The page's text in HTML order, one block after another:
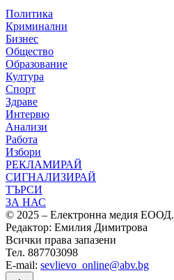
Политика
Криминални
Бизнес
Общество
Образование
Култура
Спорт
Здраве
Интервю
Анализи
Работа
Избори
РЕКЛАМИРАЙ
СИГНАЛИЗИРАЙ
ТЪРСИ
ЗА НАС
© 2025 – Електронна медия ЕООД.
Редактор: Емилия Димитрова
Всички права запазени
Тел. 887703098
E-mail: sevlievo_online@abv.bg